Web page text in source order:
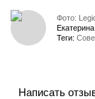
Фото:
Теги:
Написать